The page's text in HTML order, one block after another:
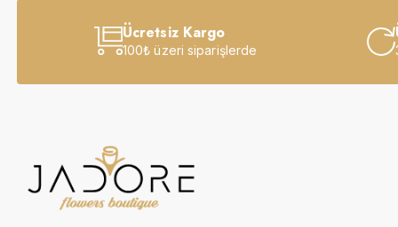
Ücretsiz Kargo
100₺ üzeri siparişlerde